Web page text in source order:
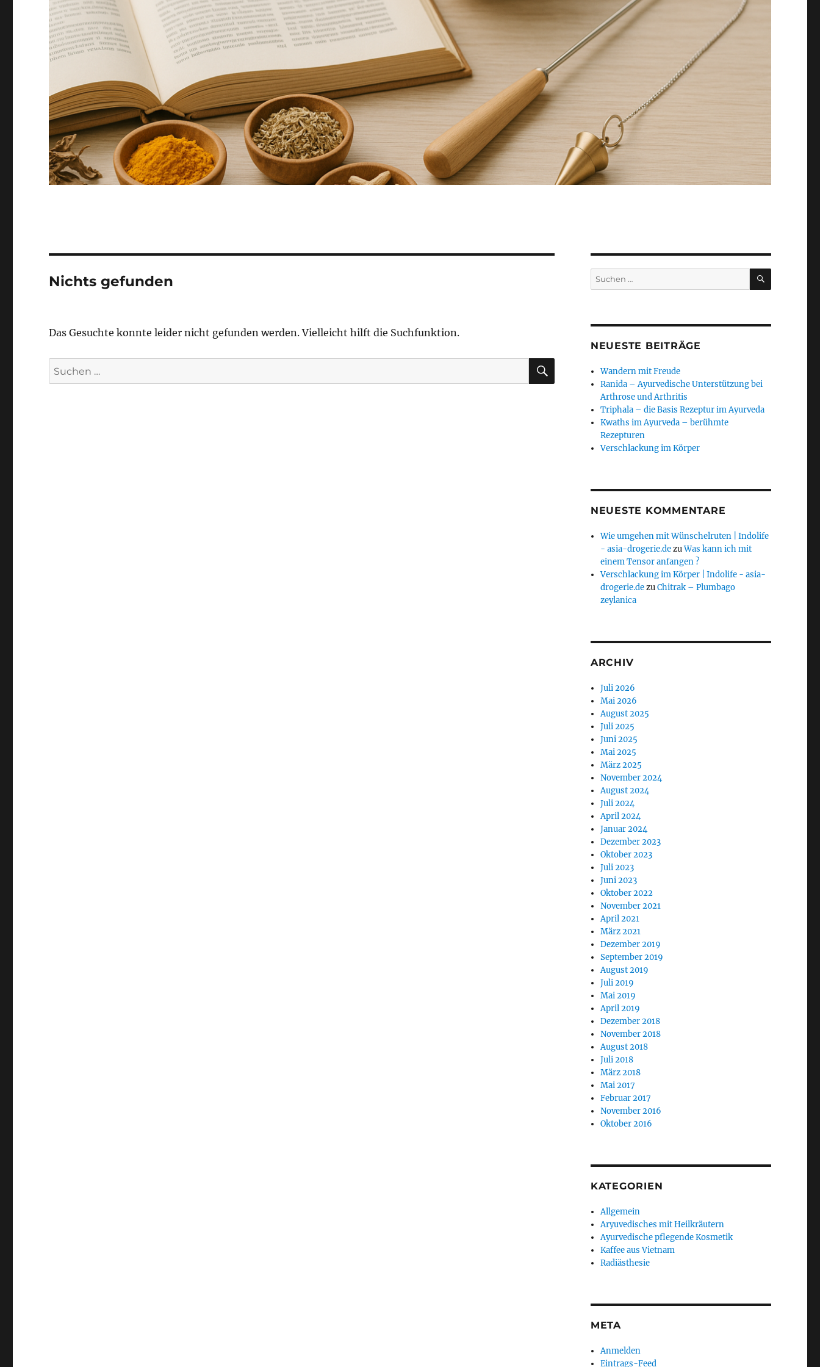
Nichts gefunden
Das Gesuchte konnte leider nicht gefunden werden. Vielleicht hilft die Suchfunktion.
Suchen
nach:
SUCHEN
Suchen
nach:
SUCHEN
NEUESTE BEITRÄGE
Wandern mit Freude
Ranida – Ayurvedische Unterstützung bei
Arthrose und Arthritis
Triphala – die Basis Rezeptur im Ayurveda
Kwaths im Ayurveda – berühmte
Rezepturen
Verschlackung im Körper
NEUESTE KOMMENTARE
Wie umgehen mit Wünschelruten | Indolife
- asia-drogerie.dezuWas kann ich mit
einem Tensor anfangen ?
Verschlackung im Körper | Indolife - asia-
drogerie.dezuChitrak – Plumbago
zeylanica
ARCHIV
Juli 2026
Mai 2026
August 2025
Juli 2025
Juni 2025
Mai 2025
März 2025
November 2024
August 2024
Juli 2024
April 2024
Januar 2024
Dezember 2023
Oktober 2023
Juli 2023
Juni 2023
Oktober 2022
November 2021
April 2021
März 2021
Dezember 2019
September 2019
August 2019
Juli 2019
Mai 2019
April 2019
Dezember 2018
November 2018
August 2018
Juli 2018
März 2018
Mai 2017
Februar 2017
November 2016
Oktober 2016
KATEGORIEN
Allgemein
Aryuvedisches mit Heilkräutern
Ayurvedische pflegende Kosmetik
Kaffee aus Vietnam
Radiästhesie
META
Anmelden
Eintrags-Feed